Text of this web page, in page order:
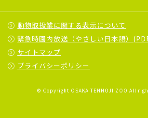
動物取扱業に関する表示について
緊急時園内放送（やさしい日本語）
サイトマップ
プライバシーポリシー
© Copyright OSAKA TENNOJI ZOO All